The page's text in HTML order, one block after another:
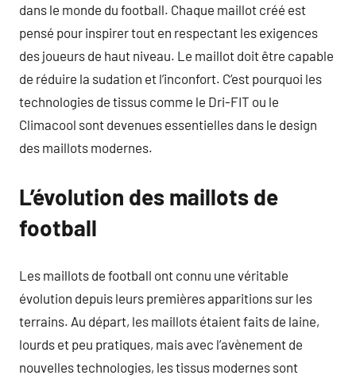
dans le monde du football. Chaque maillot créé est
pensé pour inspirer tout en respectant les exigences
des joueurs de haut niveau. Le maillot doit être capable
de réduire la sudation et l’inconfort. C’est pourquoi les
technologies de tissus comme le Dri-FIT ou le
Climacool sont devenues essentielles dans le design
des maillots modernes.
L’évolution des maillots de
football
Les maillots de football ont connu une véritable
évolution depuis leurs premières apparitions sur les
terrains. Au départ, les maillots étaient faits de laine,
lourds et peu pratiques, mais avec l’avènement de
nouvelles technologies, les tissus modernes sont